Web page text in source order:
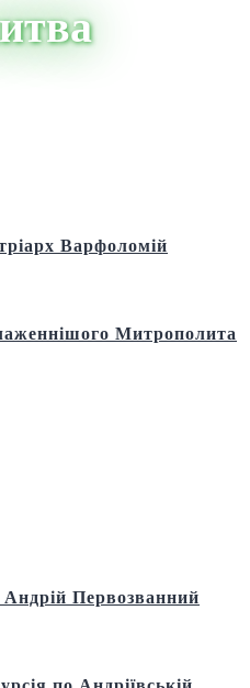
Варфоломій
Митрополита
Первозванний